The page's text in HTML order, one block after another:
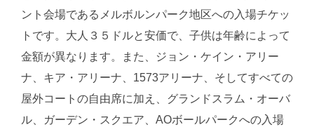
ント会場であるメルボルンパーク地区への入場チケッ
トです。大人３５ドルと安価で、子供は年齢によって
金額が異なります。また、ジョン・ケイン・アリー
ナ、キア・アリーナ、1573アリーナ、そしてすべての
屋外コートの自由席に加え、グランドスラム・オーバ
ル、ガーデン・スクエア、AOボールパークへの入場